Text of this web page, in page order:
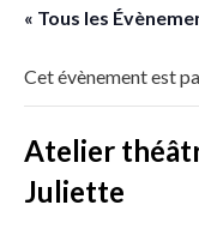
« Tous les
Cet évènement est
Atelier
Juliette